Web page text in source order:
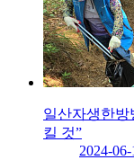
일산자생한방
킬 것”
2024-